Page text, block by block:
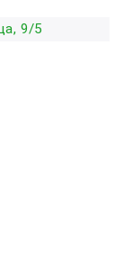
9/5